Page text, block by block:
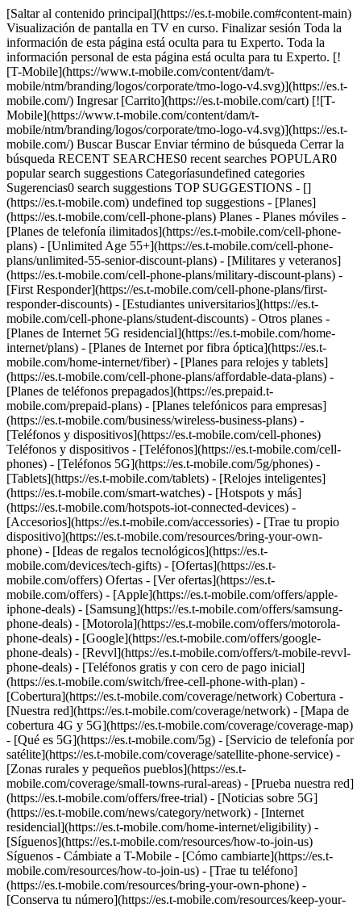
[Saltar al contenido principal](https://es.t-mobile.com#content-main) Visualización de pantalla en TV en curso. Finalizar sesión Toda la información de esta página está oculta para tu Experto. Toda la información personal de esta página está oculta para tu Experto. [![T-Mobile](https://www.t-mobile.com/content/dam/t-mobile/ntm/branding/logos/corporate/tmo-logo-v4.svg)](https://es.t-mobile.com/) Ingresar [Carrito](https://es.t-mobile.com/cart) [![T-Mobile](https://www.t-mobile.com/content/dam/t-mobile/ntm/branding/logos/corporate/tmo-logo-v4.svg)](https://es.t-mobile.com/) Buscar Buscar Enviar término de búsqueda Cerrar la búsqueda RECENT SEARCHES0 recent searches POPULAR0 popular search suggestions Categoríasundefined categories Sugerencias0 search suggestions TOP SUGGESTIONS - [](https://es.t-mobile.com) undefined top suggestions - [Planes](https://es.t-mobile.com/cell-phone-plans) Planes - Planes móviles - [Planes de telefonía ilimitados](https://es.t-mobile.com/cell-phone-plans) - [Unlimited Age 55+](https://es.t-mobile.com/cell-phone-plans/unlimited-55-senior-discount-plans) - [Militares y veteranos](https://es.t-mobile.com/cell-phone-plans/military-discount-plans) - [First Responder](https://es.t-mobile.com/cell-phone-plans/first-responder-discounts) - [Estudiantes universitarios](https://es.t-mobile.com/cell-phone-plans/student-discounts) - Otros planes - [Planes de Internet 5G residencial](https://es.t-mobile.com/home-internet/plans) - [Planes de Internet por fibra óptica](https://es.t-mobile.com/home-internet/fiber) - [Planes para relojes y tablets](https://es.t-mobile.com/cell-phone-plans/affordable-data-plans) - [Planes de teléfonos prepagados](https://es.prepaid.t-mobile.com/prepaid-plans) - [Planes telefónicos para empresas](https://es.t-mobile.com/business/wireless-business-plans) - [Teléfonos y dispositivos](https://es.t-mobile.com/cell-phones) Teléfonos y dispositivos - [Teléfonos](https://es.t-mobile.com/cell-phones) - [Teléfonos 5G](https://es.t-mobile.com/5g/phones) - [Tablets](https://es.t-mobile.com/tablets) - [Relojes inteligentes](https://es.t-mobile.com/smart-watches) - [Hotspots y más](https://es.t-mobile.com/hotspots-iot-connected-devices) - [Accesorios](https://es.t-mobile.com/accessories) - [Trae tu propio dispositivo](https://es.t-mobile.com/resources/bring-your-own-phone) - [Ideas de regalos tecnológicos](https://es.t-mobile.com/devices/tech-gifts) - [Ofertas](https://es.t-mobile.com/offers) Ofertas - [Ver ofertas](https://es.t-mobile.com/offers) - [Apple](https://es.t-mobile.com/offers/apple-iphone-deals) - [Samsung](https://es.t-mobile.com/offers/samsung-phone-deals) - [Motorola](https://es.t-mobile.com/offers/motorola-phone-deals) - [Google](https://es.t-mobile.com/offers/google-phone-deals) - [Revvl](https://es.t-mobile.com/offers/t-mobile-revvl-phone-deals) - [Teléfonos gratis y con cero de pago inicial](https://es.t-mobile.com/switch/free-cell-phone-with-plan) - [Cobertura](https://es.t-mobile.com/coverage/network) Cobertura - [Nuestra red](https://es.t-mobile.com/coverage/network) - [Mapa de cobertura 4G y 5G](https://es.t-mobile.com/coverage/coverage-map) - [Qué es 5G](https://es.t-mobile.com/5g) - [Servicio de telefonía por satélite](https://es.t-mobile.com/coverage/satellite-phone-service) - [Zonas rurales y pequeños pueblos](https://es.t-mobile.com/coverage/small-towns-rural-areas) - [Prueba nuestra red](https://es.t-mobile.com/offers/free-trial) - [Noticias sobre 5G](https://es.t-mobile.com/news/category/network) - [Internet residencial](https://es.t-mobile.com/home-internet/eligibility) - [Síguenos](https://es.t-mobile.com/resources/how-to-join-us) Síguenos - Cámbiate a T-Mobile - [Cómo cambiarte](https://es.t-mobile.com/resources/how-to-join-us) - [Trae tu teléfono](https://es.t-mobile.com/resources/bring-your-own-phone) - [Conserva tu número](https://es.t-mobile.com/resources/keep-your-number) - [Cámbiate y quédatelo](https://es.t-mobile.com/switch/keep-phone-switch-from-verizon-or-att) - [Family Freedom](https://es.t-mobile.com/switch/pay-off-carrier-etf-phone-deal) - [Prueba nuestra red](https://es.t-mobile.com/offers/free-trial) - Beneficios para clientes - [Ver todos los beneficios](https://es.t-mobile.com/benefits) - [Encuentra tu razón](https://es.t-mobile.com/membership) - [Televisión y streaming](https://es.t-mobile.com/tv-streaming) - [Beneficios para viajes](https://es.t-mobile.com/benefits/travel) - [Beneficios para conciertos y música](https://es.t-mobile.com/benefits/music-deals) - [Bloquea llamadas fraudulentas](https://es.t-mobile.com/benefits/scam-shield) - [T-Mobile Tuesdays](https://es.t-mobile.com/offers/t-mobile-tuesdays) [Encuentra una tienda](https://es.t-mobile.com/stores/locator?INTNAV=tNav%3AStoreLocator) [Contacto y asistencia](https://es.t-mobile.com/contact-us) Contacto y asistencia - [1-800-T-MOBILE](tel:1-800-866-2453) - [Revisar un pedido](https://es.t-mobile.com/orders/order-status) - [Ayuda y asistencia](https://es.t-mobile.com/support) - Comparte la pantalla con un Experto [Carrito](https://es.t-mobile.com/cart) Buscar Buscar Enviar término de búsqueda Cerrar la búsqueda RECENT SEARCHES0 recent searches POPULAR0 popular search suggestions Categoríasundefined categories Sugerencias0 search suggestions TOP SUGGESTIONS - [](https://es.t-mobile.com) undefined top suggestions Mi cuenta [Ingresar](https://es.t-mobile.com/account/dashboard) [Volver a mi cuenta](https://es.t-mobile.com/account/dashboard) - [Pagar factura](https://es.t-mobile.com/bill/summary) - [Agregar](https://es.t-mobile.com/commerce/device-intent?INTNAV=tNav%3AMyAccount%3AAddALine) - [Actualizar](https://es.t-mobile.com/purchase/shop) - [Revisar un pedido](https://es.t-mobile.com/orders/check-order) - [Pregunta a la comunidad](https://es.t-mobile.com/community/?INTNAV=tNav%3AMyAccount%3ACommunity) más de T-Mobile - [Wireless (Móvil)](https://es.t-mobile.com/) - [Empresas](https://es.t-mobile.com/business) - [Prepagado](https://es.prepaid.t-mobile.com/home) - [Internet](https://es.t-mobile.com/home-internet) Legal - [Aviso de Privacidad](https://es.t-mobile.com/privacy-center/our-practices/privacy-policy) - [No venda, ni comparta mis Datos Personales](https://es.t-mobile.com/dns?Brand=Magenta&Site=Sell_Web&Origin_URL=https%3A%2F%2Fwww.t-mobile.com) - [Centro de Privacidad](https://es.t-mobile.com/privacy-center) [](https://es.t-mobile.com) ESTUDIANTES INTERNACIONALES # Mantente conectado mientras estudias en los EE. UU. Obtén el teléfono nuevo perfecto y úsalo sin preocupaciones con nuestros mejores planes para estudiantes internacionales: todo en la red 5G más grande y rápida del país. __Para comenzar, visita una tienda hoy mismo y lleva tu pasaporte y visa de estudiante internacional. Agentes disponibles al [1-844-867-2050](tel:18448672050)__ [Encuentra una tienda](https://es.t-mobile.com/stores/locator?icid=MGPO_TMO_P_INTNLSTDNT_A95A6962C306BBB137511) [Consulta los detalles del plan](https://es.t-mobile.com/cell-phone-plans) __La más rápida:__ según análisis realizado por Ookla® de los datos de Speedtest Intelligence® de resultados nacionales de Speed Score que incluyen velocidades de descarga y carga 5G para el semestre 2 de 2024. Consulta detalles sobre dispositivos 5G, cobertura y acceso en T-Mobile.com. Las marcas comerciales de Ookla se usan bajo licencia y se reproducen con permiso. Consulta detalles sobre dispositivos 5G, cobertura y acceso en T-Mobile.com. ![Selfie de grupo de amigos](https://es.t-mobile.com/sdscene7/is/image/Tmusprod/Friends-Group-Selfie_GI-530677039-v2?ts=1784061592165&%24digx-16x9-large%24&fmt=png-alpha&qlt=85%2C0&resMode=sharp2&op_usm=1.75%2C0.3%2C2%2C0&dpr=off) ## Mantente conectado mientras estudias en los EE. UU. ![](https://es.t-mobile.com/sdscene7/is/image/Tmusprod/fg-hotspot-network-4896160-1?ts=1784061592322&fmt=png-alpha&qlt=85%2C0&resMode=sharp2&op_usm=1.75%2C0.3%2C2%2C0&dpr=off "Mujer usando su teléfono como hotspot.") ## Mantén la productividad vayas donde vayas con 50 GB de datos para hotspot y conecta tu teléfono a otros dispositivos en planes Go5G Next o Go5G Plus. En planes Go5G Next y Go5G Plus. Enlace de alta velocidad de hasta 50 GB y luego ilimitado en nuestra red a velocidades máximas de 3G. Ver términos completos ## Mantén la productividad vayas donde vayas con 50 GB de datos para hotspot y conecta tu teléfono a otros dispositivos en planes Go5G Next o Go5G Plus. Tethering en Go5G Next y Go5G Plus: 50 GB de datos de alta velocidad y luego, ilimitados en nuestra red a velocidades máximas de 3G. El servicio puede ser cancelado o restringido por uso excesivo de roaming. Para clientes que usan más de 50 GB/mes, el uso principal de datos debe ser en un smartphone o tablet. El uso en smartphones y tablets tiene mayor prioridad que el uso mediante Mobile HotSpot (enlace), lo cual puede resultar en velocidades mayores para los datos usados en smartphones y tablets. ![](https://es.t-mobile.com/sdscene7/is/image/Tmusprod/fg-texting-camping-4896160-1?ts=1784061592406&fmt=png-alpha&qlt=85%2C0&resMode=sharp2&op_usm=1.75%2C0.3%2C2%2C0&dpr=off "Hombre revisando su teléfono en un auto de campamento.") ## Mensajes de texto y datos ilimitados en más de 215 países y destinos, para que puedas usar tu teléfono en el extranjero sin preocuparte por los excedentes. Con planes elegibles. En ciertos países. No disponible para uso internacional extendido. La cobertura no está disponible en algunas áreas. Ver detalles del plan. Ver términos completos ## Mensajes de texto y datos ilimitados en más de 215 países y destinos, para que puedas usar tu teléfono en el extranjero sin preocuparte por los excedentes. Las llamadas, incluidas las llamadas por wifi, cuestan $0.50/min. (sin cargo para llamadas wifi a EE. UU.,